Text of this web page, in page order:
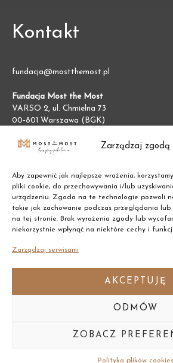
Zarządzaj zgodą
Aby zapewnić jak najlepsze wrażenia,
pliki cookie, do przechowywania i/lub
urządzeniu. Zgoda na te technologie pozwoli
takie jak zachowanie podczas przeglądania
na tej stronie. Brak wyrażenia zgody lub
niekorzystnie wpłynąć na niektóre cechy i
Zarządzaj serwisami
AKCEPTUJĘ
ODMÓW
ZOBACZ
Polityka plików cookies
Kontakt
fundacja@mostthemost.pl
Fundacja Most the Most
VARSO 2, ul. Chmielna 73
00-801 Warszawa (BGK)
REGON:387474695
Copyright © 2021 Most